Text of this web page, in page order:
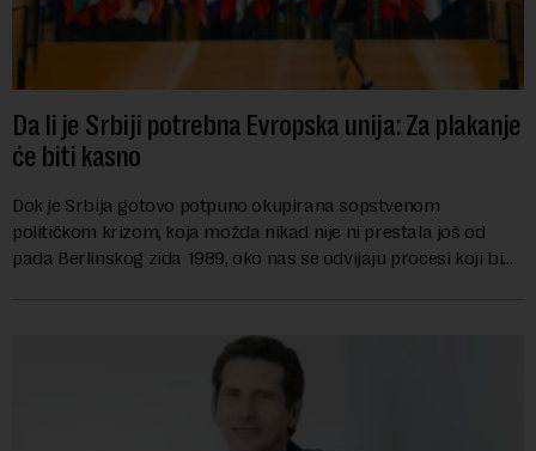
Da li je Srbiji potrebna Evropska unija: Za plakanje
će biti kasno
Dok je Srbija gotovo potpuno okupirana sopstvenom
političkom krizom, koja možda nikad nije ni prestala još od
pada Berlinskog zida 1989, oko nas se odvijaju procesi koji bi